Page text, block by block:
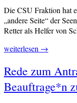
Die CSU Fraktion hat
„andere Seite“ der
Retter als Helfer von
„Rede
Seenotrettung
im
Mittelmeer“
weiterlesen →
Asyl,
CSU
Flucht,
Rede zum
Beauftrage*n